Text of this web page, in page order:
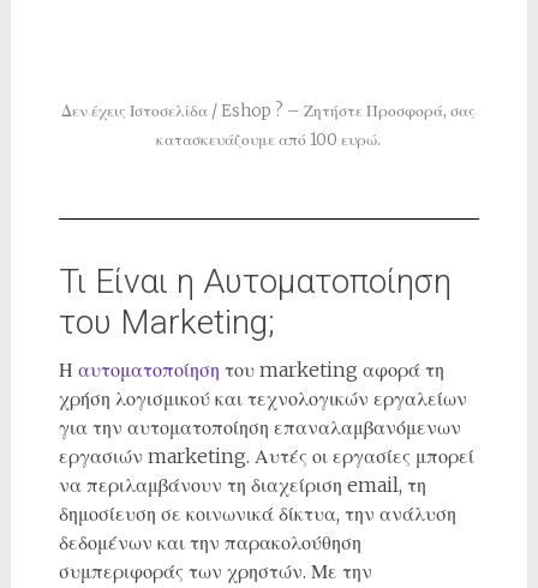
Δεν έχεις Ιστοσελίδα / Eshop ? – Ζητήστε Προσφορά, σας
κατασκευάζουμε από 100 ευρώ.
Τι Είναι η Αυτοματοποίηση
του Marketing;
Η αυτοματοποίηση του marketing αφορά τη
χρήση λογισμικού και τεχνολογικών εργαλείων
για την αυτοματοποίηση επαναλαμβανόμενων
εργασιών marketing. Αυτές οι εργασίες μπορεί
να περιλαμβάνουν τη διαχείριση email, τη
δημοσίευση σε κοινωνικά δίκτυα, την ανάλυση
δεδομένων και την παρακολούθηση
συμπεριφοράς των χρηστών. Με την